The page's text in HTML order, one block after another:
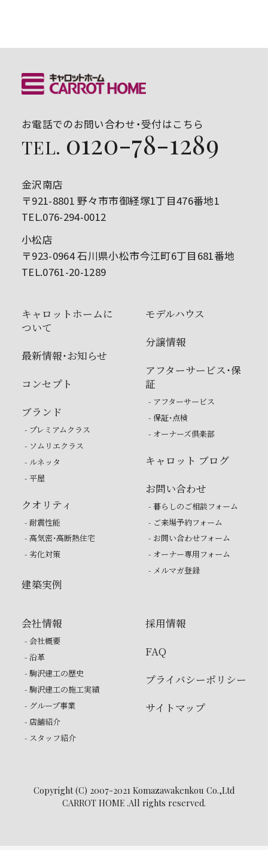
お電話でのお問い合わせ・受付はこちら
TEL. 0120-78-1289
金沢南店
〒921-8801 野々市市御経塚1丁目476番地1
TEL.076-294-0012
小松店
〒923-0964 石川県小松市今江町6丁目681番地
TEL.0761-20-1289
キャロットホームに
ついて
最新情報・お知らせ
コンセプト
ブランド
- プレミアムクラス
- ソムリエクラス
- ルネッタ
- 平屋
クオリティ
- 耐震性能
- 高気密・高断熱住宅
- 劣化対策
建築実例
モデルハウス
分譲情報
アフターサービス・保
証
- アフターサービス
- 保証・点検
- オーナーズ倶楽部
キャロット ブログ
お問い合わせ
- 暮らしのご相談フォーム
- ご来場予約フォーム
- お問い合わせフォーム
- オーナー専用フォーム
- メルマガ登録
会社情報
- 会社概要
- 沿革
- 駒沢建工の歴史
- 駒沢建工の施工実績
- グループ事業
- 店舗紹介
- スタッフ紹介
採用情報
FAQ
プライバシーポリシー
サイトマップ
Copyright (C) 2007-2021 Komazawakenkou Co.,Ltd
CARROT HOME .All rights reserved.